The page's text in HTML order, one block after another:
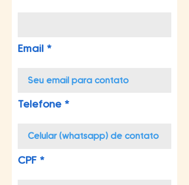
Email
Telefone
CPF